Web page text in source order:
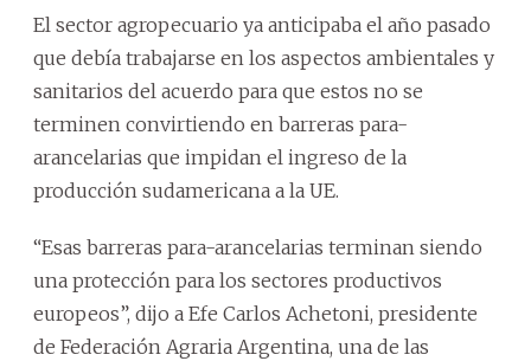
El sector agropecuario ya anticipaba el año pasado
que debía trabajarse en los aspectos ambientales y
sanitarios del acuerdo para que estos no se
terminen convirtiendo en barreras para-
arancelarias que impidan el ingreso de la
producción sudamericana a la UE.
“Esas barreras para-arancelarias terminan siendo
una protección para los sectores productivos
europeos”, dijo a Efe Carlos Achetoni, presidente
de Federación Agraria Argentina, una de las